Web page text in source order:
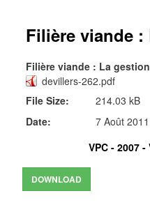
Filière viande
Filière viande : La
devillers-262.pdf
File Size:
214.03 kB
Date:
7 Août 2011
VPC - 2007 -